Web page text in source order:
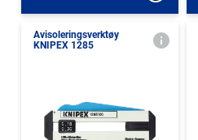
Avisoleringsverktøy
KNIPEX 1285